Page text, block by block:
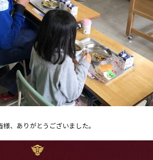
、ありがとうございました。